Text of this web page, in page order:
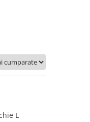
Only rochie L